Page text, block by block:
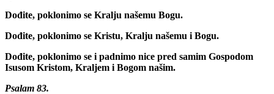
Dođite, poklonimo se Kralju našemu Bogu.
Dođite, poklonimo se Kristu, Kralju našemu i Bogu.
Dođite, poklonimo se i padnimo nice pred samim Gospodom
Isusom Kristom, Kraljem i Bogom našim.
Psalam 83.